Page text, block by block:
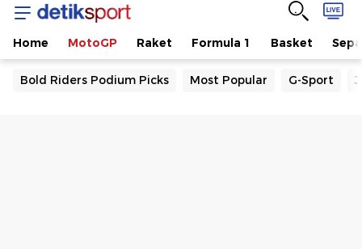
Home MotoGP Raket Formula 1 Basket
Bold Riders Podium Picks Most Popular G-Sport